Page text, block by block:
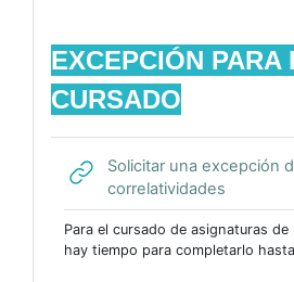
EXCEPCIÓN PARA
CURSADO
Solicitar una excepción
correlatividades
Para el cursado de asignaturas
hay tiempo para completarlo